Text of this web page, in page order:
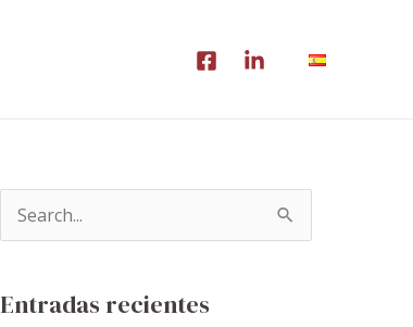
Entradas recientes